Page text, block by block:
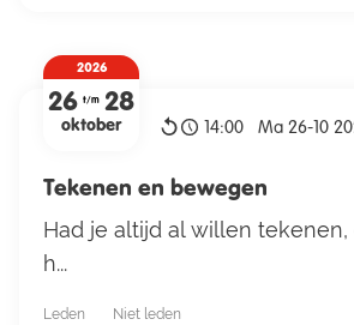
2026
26 t/m 28
oktober 14:00 Ma 26-10
Tekenen en bewegen
Had je altijd al willen
h...
Leden Niet leden